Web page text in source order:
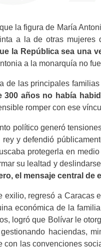
la figura de María
a la de otras mujeres
la República sea una
a la monarquía no
de las principales
300 años no había
romper con ese
político generó
y defendió
protegerla en
su lealtad y
el mensaje central de
exilio, regresó a Caracas
económica de la
logró que Bolívar le
haciendas,
con las convenciones